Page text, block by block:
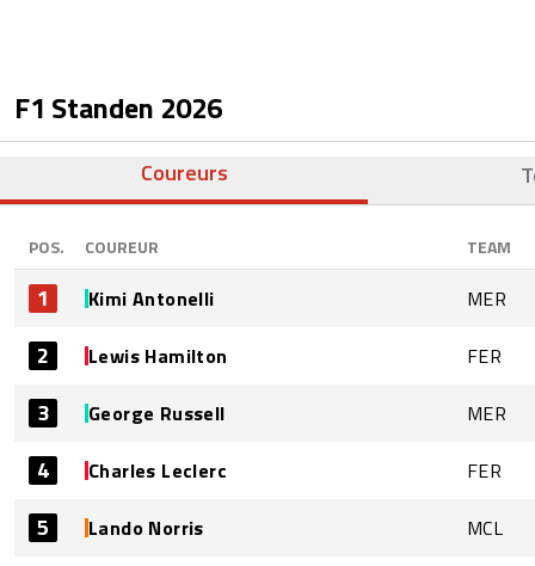
F1 Standen 2026
Coureurs
POS. COUREUR TEAM
1 Kimi Antonelli MER
2 Lewis Hamilton FER
3 George Russell MER
4 Charles Leclerc FER
5 Lando Norris MCL